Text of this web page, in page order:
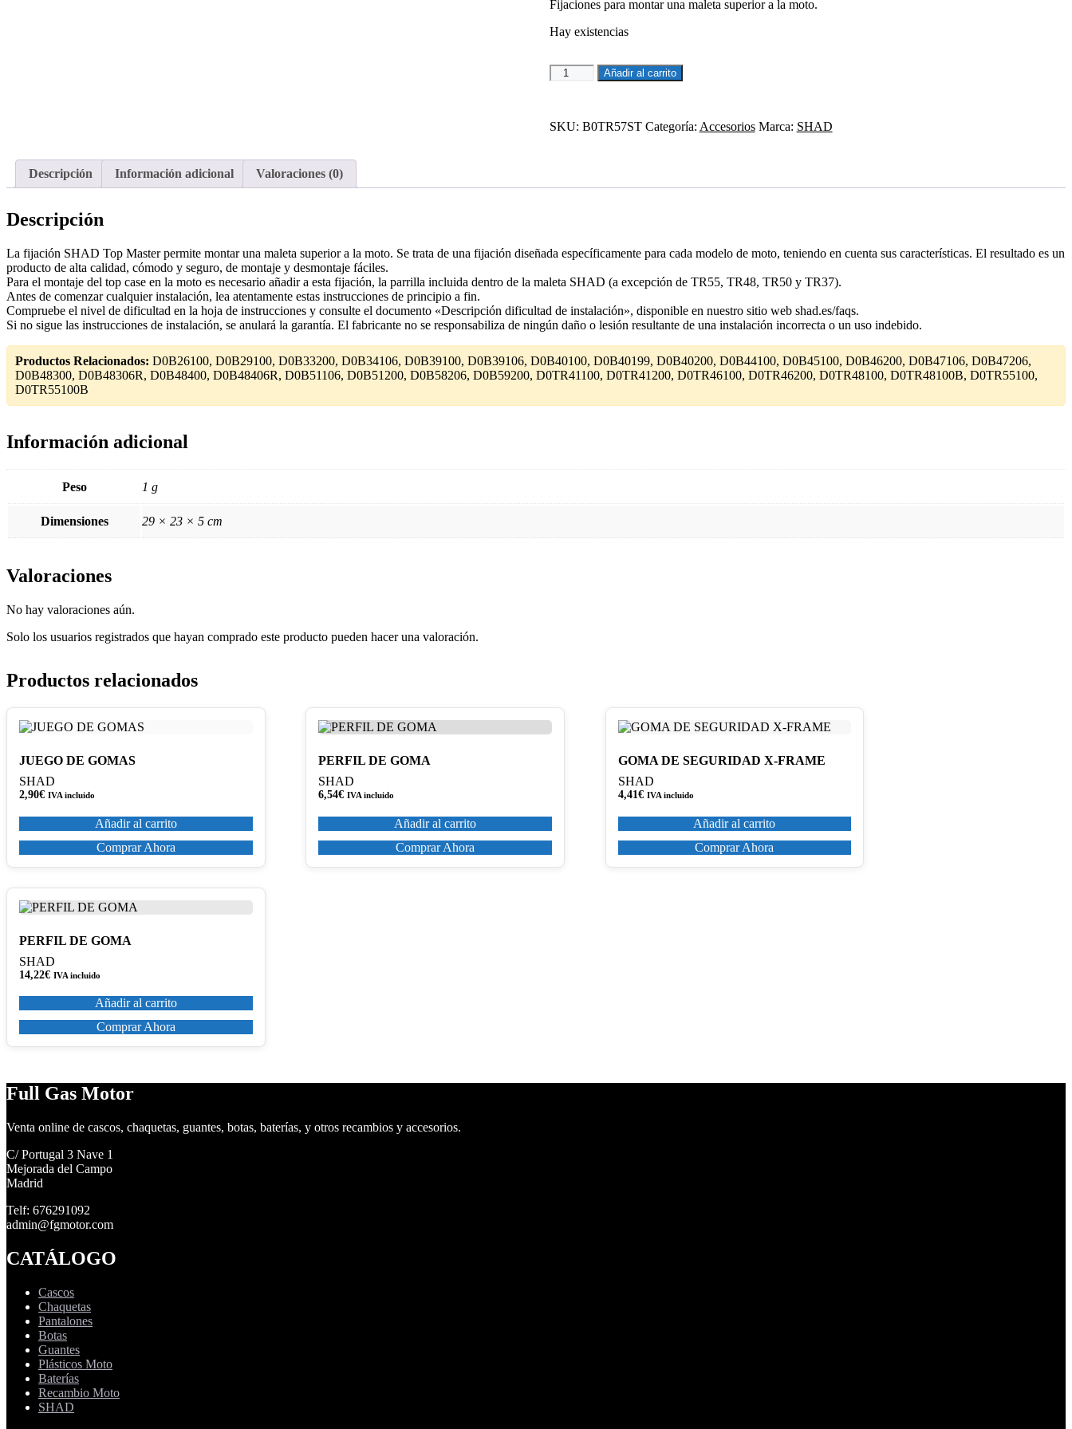
original
80,26€.
actual
68,22€.
Fijaciones para montar una maleta superior a la moto.
Hay existencias
FIJACION
PARA
BENELLI
Añadir al carrito
SKU: B0TR57ST Categoría: Accesorios Marca: SHAD
Descripción Información adicional Valoraciones (0)
Descripción
La fijación SHAD Top Master permite montar una maleta superior a la moto. Se trata de una fijación diseñada específicamente para cada modelo de moto, teniendo en cuenta sus características. El resultado es un
producto de alta calidad, cómodo y seguro, de montaje y desmontaje fáciles.
Para el montaje del top case en la moto es necesario añadir a esta fijación, la parrilla incluida dentro de la maleta SHAD (a excepción de TR55, TR48, TR50 y TR37).
Antes de comenzar cualquier instalación, lea atentamente estas instrucciones de principio a fin.
Compruebe el nivel de dificultad en la hoja de instrucciones y consulte el documento «Descripción dificultad de instalación», disponible en nuestro sitio web shad.es/faqs.
Si no sigue las instrucciones de instalación, se anulará la garantía. El fabricante no se responsabiliza de ningún daño o lesión resultante de una instalación incorrecta o un uso indebido.
Productos Relacionados: D0B26100, D0B29100, D0B33200, D0B34106, D0B39100, D0B39106, D0B40100, D0B40199, D0B40200, D0B44100, D0B45100, D0B46200, D0B47106, D0B47206,
D0B48300, D0B48306R, D0B48400, D0B48406R, D0B51106, D0B51200, D0B58206, D0B59200, D0TR41100, D0TR41200, D0TR46100, D0TR46200, D0TR48100, D0TR48100B, D0TR55100,
D0TR55100B
Información adicional
Peso 1 g
Dimensiones 29 × 23 × 5 cm
Valoraciones
No hay valoraciones aún.
Solo los usuarios registrados que hayan comprado este producto pueden hacer una valoración.
Productos relacionados
JUEGO DE GOMAS
SHAD
2,90€ IVA incluido
Añadir al carrito
Comprar Ahora
PERFIL DE GOMA
SHAD
6,54€ IVA incluido
Añadir al carrito
Comprar Ahora
GOMA DE SEGURIDAD X-FRAME
SHAD
4,41€ IVA incluido
Añadir al carrito
Comprar Ahora
PERFIL DE GOMA
SHAD
14,22€ IVA incluido
Añadir al carrito
Comprar Ahora
Full Gas Motor
Venta online de cascos, chaquetas, guantes, botas, baterías, y otros recambios y accesorios.
C/ Portugal 3 Nave 1
Mejorada del Campo
Madrid
Telf: 676291092
admin@fgmotor.com
CATÁLOGO
Cascos
Chaquetas
Pantalones
Botas
Guantes
Plásticos Moto
Baterías
Recambio Moto
SHAD